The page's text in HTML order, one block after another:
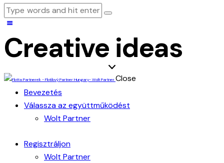
Creative ideas
Close
Bevezetés
Válassza az együttműködést
Wolt Partner
Regisztráljon
Wolt Partner